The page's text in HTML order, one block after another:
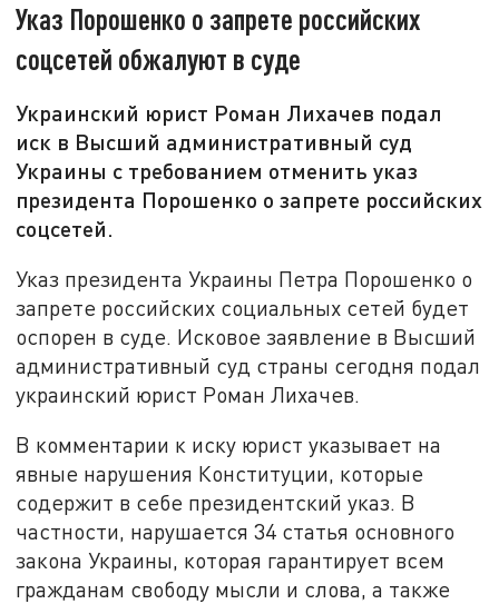
Указ Порошенко о запрете российских
соцсетей обжалуют в суде
Украинский юрист Роман Лихачев подал
иск в Высший административный суд
Украины с требованием отменить указ
президента Порошенко о запрете российских
соцсетей.
Указ президента Украины Петра Порошенко о
запрете российских социальных сетей будет
оспорен в суде. Исковое заявление в Высший
административный суд страны сегодня подал
украинский юрист Роман Лихачев.
В комментарии к иску юрист указывает на
явные нарушения Конституции, которые
содержит в себе президентский указ. В
частности, нарушается 34 статья основного
закона Украины, которая гарантирует всем
гражданам свободу мысли и слова, а также